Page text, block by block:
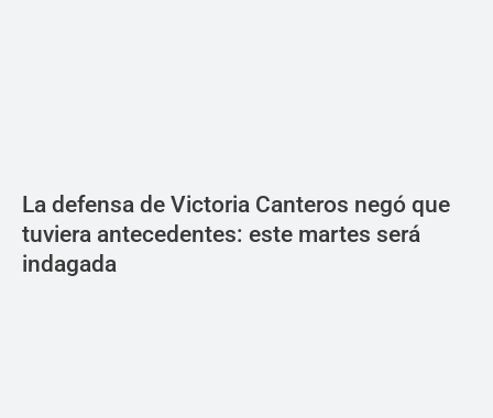
La defensa de Victoria Canteros negó que
tuviera antecedentes: este martes será
indagada